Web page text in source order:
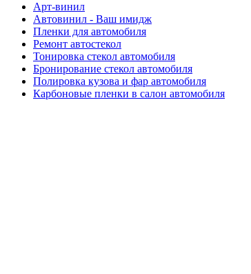
Арт-винил
Автовинил - Ваш имидж
Пленки для автомобиля
Ремонт автостекол
Тонировка стекол автомобиля
Бронирование стекол автомобиля
Полировка кузова и фар автомобиля
Карбоновые пленки в салон автомобиля